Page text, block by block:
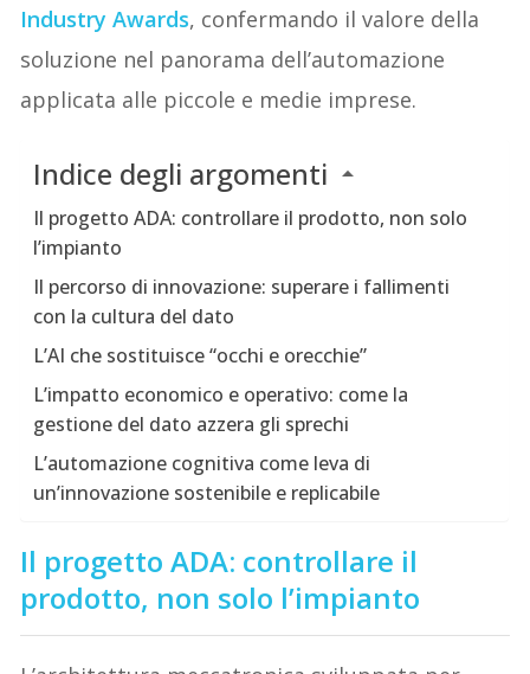
Industry Awards, confermando il valore della
soluzione nel panorama dell’automazione
applicata alle piccole e medie imprese.
Indice degli argomenti
Il progetto ADA: controllare il prodotto, non solo
l’impianto
Il percorso di innovazione: superare i fallimenti
con la cultura del dato
L’AI che sostituisce “occhi e orecchie”
L’impatto economico e operativo: come la
gestione del dato azzera gli sprechi
L’automazione cognitiva come leva di
un’innovazione sostenibile e replicabile
Il progetto ADA: controllare il
prodotto, non solo l’impianto